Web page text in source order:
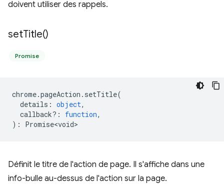
doivent utiliser des rappels.
setTitle()
Promise
chrome.pageAction . setTitle(
details : object,
callback? : function,
) : Promise<void>
Définit le titre de l'action de page. Il s'affiche dans une
info-bulle au-dessus de l'action sur la page.